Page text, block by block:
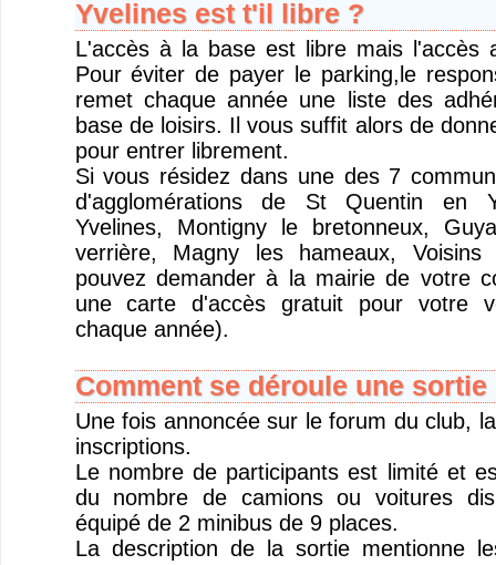
Yvelines est t'il libre ?
L'accès à la base est libre mais l'accès
Pour éviter de payer le parking,le
remet chaque année une liste des
base de loisirs. Il vous suffit alors de
pour entrer librement.
Si vous résidez dans une des 7
d'agglomérations de St Quentin en
Yvelines, Montigny le bretonneux,
verrière, Magny les hameaux,
pouvez demander à la mairie de votre
une carte d'accès gratuit pour votre
chaque année).
Comment se déroule une sortie
Une fois annoncée sur le forum du club,
inscriptions.
Le nombre de participants est limité et
du nombre de camions ou voitures
équipé de 2 minibus de 9 places.
La description de la sortie mentionne